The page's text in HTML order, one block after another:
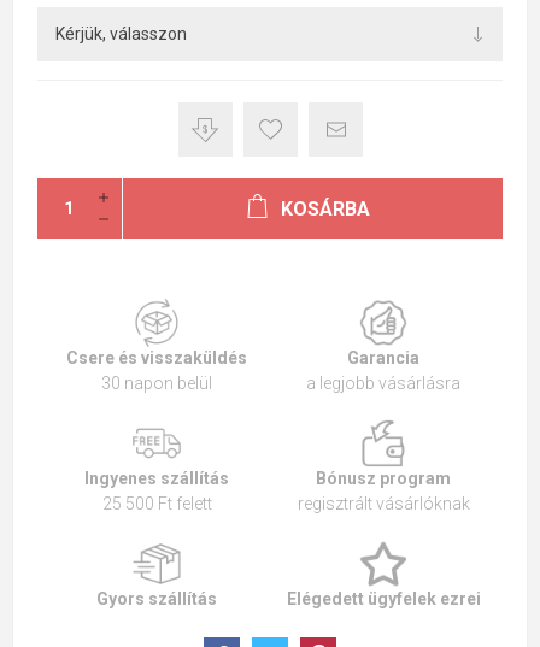
KOSÁRBA
Csere és visszaküldés
30 napon belül
Garancia
a legjobb vásárlásra
Ingyenes szállítás
25 500 Ft felett
Bónusz program
regisztrált vásárlóknak
Gyors szállítás Elégedett ügyfelek ezrei